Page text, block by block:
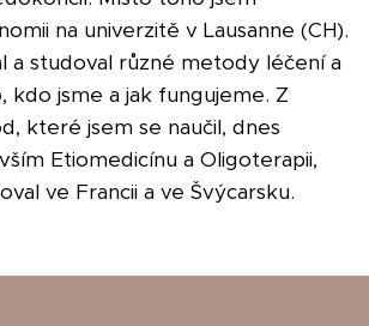
na univerzitě v Lausanne (CH).
a studoval různé metody léčení a
kdo jsme a jak fungujeme. Z
které jsem se naučil, dnes
Etiomedicínu a Oligoterapii,
ve Francii a ve Švýcarsku.